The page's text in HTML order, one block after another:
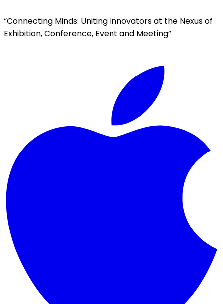
“Connecting Minds: Uniting Innovators at the Nexus of
Exhibition, Conference, Event and Meeting”